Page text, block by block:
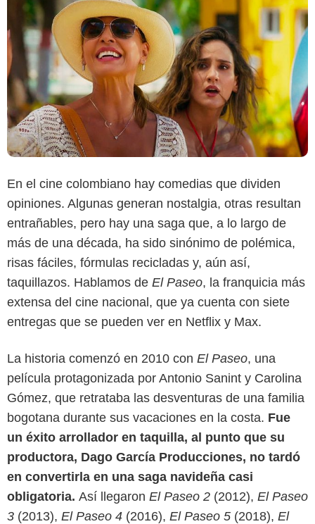
En el cine colombiano hay comedias que dividen
opiniones. Algunas generan nostalgia, otras resultan
entrañables, pero hay una saga que, a lo largo de
más de una década, ha sido sinónimo de polémica,
risas fáciles, fórmulas recicladas y, aún así,
taquillazos. Hablamos de El Paseo, la franquicia más
extensa del cine nacional, que ya cuenta con siete
entregas que se pueden ver en Netflix y Max.
La historia comenzó en 2010 con El Paseo, una
película protagonizada por Antonio Sanint y Carolina
Gómez, que retrataba las desventuras de una familia
bogotana durante sus vacaciones en la costa. Fue
un éxito arrollador en taquilla, al punto que su
productora, Dago García Producciones, no tardó
en convertirla en una saga navideña casi
obligatoria. Así llegaron El Paseo 2 (2012), El Paseo
3 (2013), El Paseo 4 (2016), El Paseo 5 (2018), El